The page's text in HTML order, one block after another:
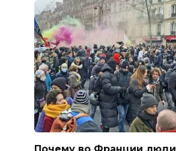
Почему во Франции люди